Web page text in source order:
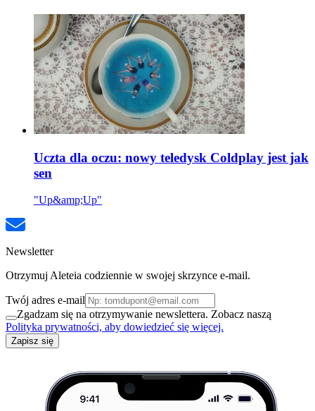
Uczta dla oczu: nowy teledysk Coldplay jest jak
sen
"Up&amp;Up"
Newsletter
Otrzymuj Aleteia codziennie w swojej skrzynce e-mail.
Twój adres e-mail
Zgadzam się na otrzymywanie newslettera. Zobacz naszą
Polityka prywatności, aby dowiedzieć się więcej.
Zapisz się